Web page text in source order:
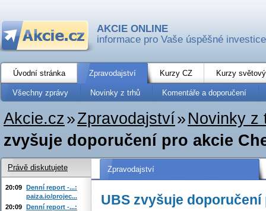
AKCIE ONLINE
informace pro Vaše úspěšné investice
Úvodní stránka Zpravodajství Kurzy CZ Kurzy
Všechny zprávy Novinky z trhů Komentáře a doporučení
Akcie.cz»Zpravodajství» Novinky z
zvyšuje doporučení pro akcie
Zpravodajství
UBS zvyšuje
Právě diskutujete
20:09 Denní report -...:
paiza.io/projec...
20:09 Denní report -...: